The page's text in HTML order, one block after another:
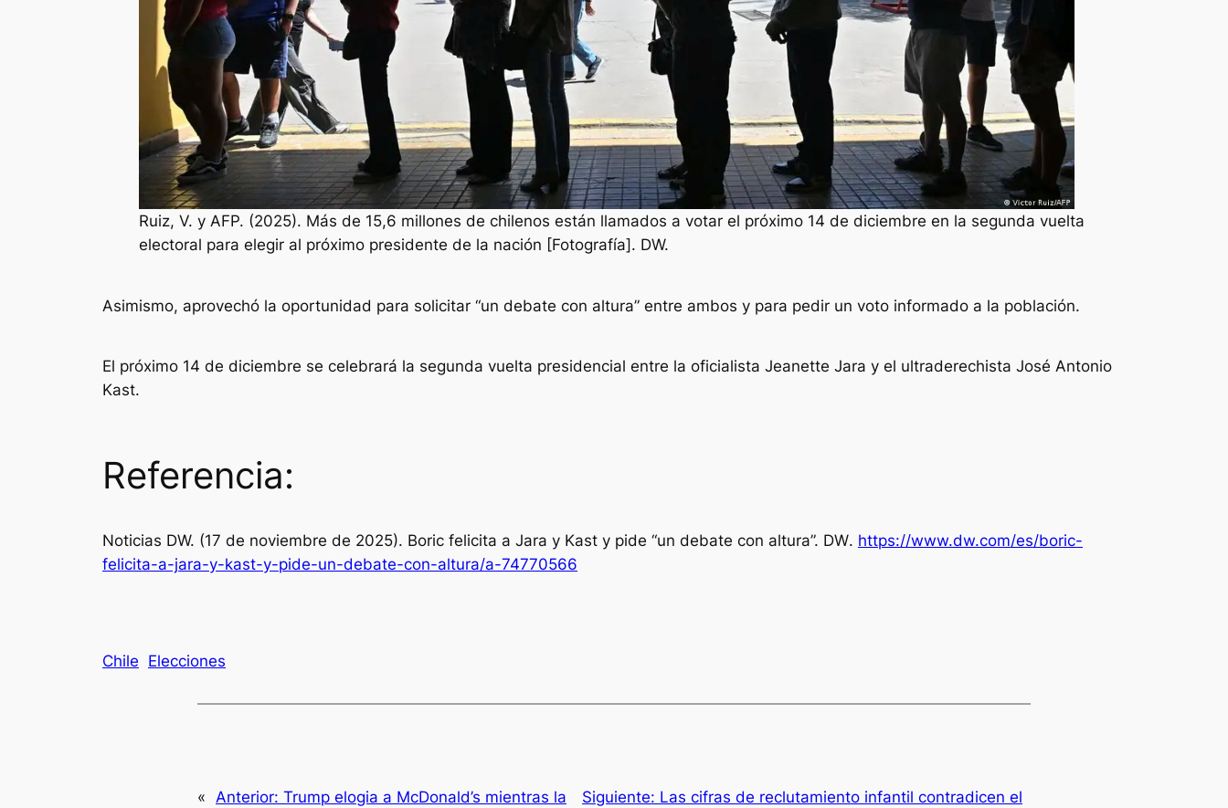
Ruiz, V. y AFP. (2025). Más de 15,6 millones de chilenos están llamados a votar el próximo 14 de diciembre en la segunda vuelta
electoral para elegir al próximo presidente de la nación [Fotografía]. DW.
Asimismo, aprovechó la oportunidad para solicitar “un debate con altura” entre ambos y para pedir un voto informado a la población.
El próximo 14 de diciembre se celebrará la segunda vuelta presidencial entre la oficialista Jeanette Jara y el ultraderechista José Antonio
Kast.
Referencia:
Noticias DW. (17 de noviembre de 2025). Boric felicita a Jara y Kast y pide “un debate con altura”. DW. https://www.dw.com/es/boric-
felicita-a-jara-y-kast-y-pide-un-debate-con-altura/a-74770566
Chile Elecciones
« Anterior: Trump elogia a McDonald’s mientras la
Siguiente: Las cifras de reclutamiento infantil contradicen el